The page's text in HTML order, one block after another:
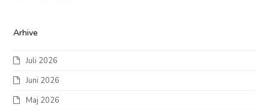
Arhive
Juli 2026
Juni 2026
Maj 2026